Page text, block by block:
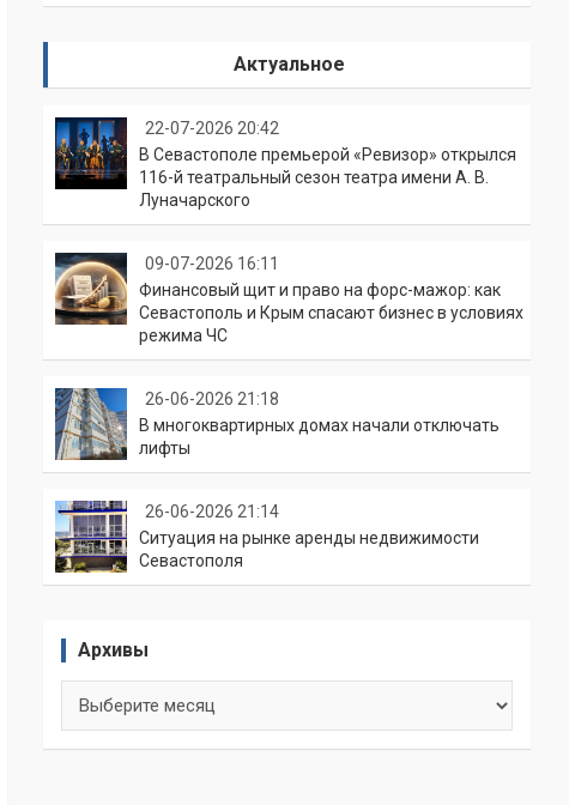
Актуальное
22-07-2026 20:42
В Севастополе премьерой «Ревизор» открылся
116-й театральный сезон театра имени А. В.
Луначарского
09-07-2026 16:11
Финансовый щит и право на форс-мажор: как
Севастополь и Крым спасают бизнес в условиях
режима ЧС
26-06-2026 21:18
В многоквартирных домах начали отключать
лифты
26-06-2026 21:14
Ситуация на рынке аренды недвижимости
Севастополя
Архивы